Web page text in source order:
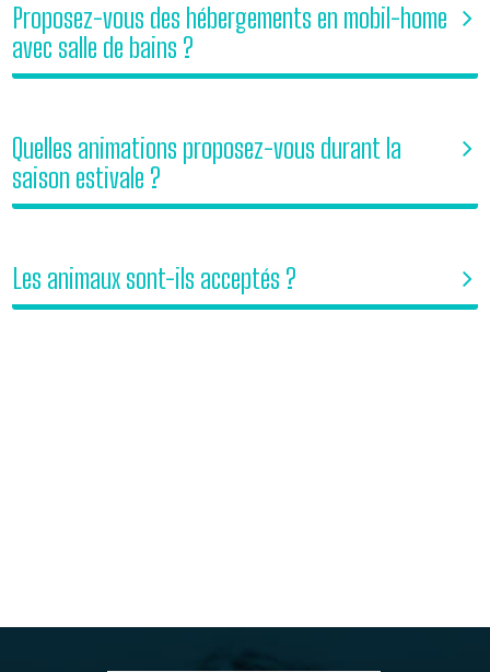
Proposez-vous des hébergements en mobil-home
avec salle de bains ?
Quelles animations proposez-vous durant la
saison estivale ?
Les animaux sont-ils acceptés ?